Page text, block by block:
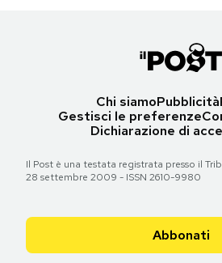
Chi siamoPubblicità
Gestisci le preferenze
Dichiarazione di
Il Post è una testata registrata presso il
28 settembre 2009 - ISSN 2610-9980
Abbonati